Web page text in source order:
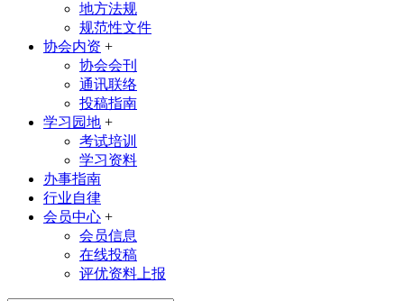
地方法规
规范性文件
协会内资 +
协会会刊
通讯联络
投稿指南
学习园地 +
考试培训
学习资料
办事指南
行业自律
会员中心 +
会员信息
在线投稿
评优资料上报